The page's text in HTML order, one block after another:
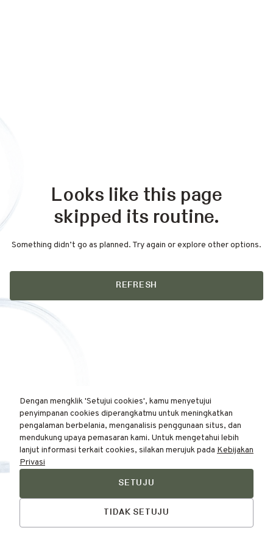
Looks like this page
skipped its routine.
Something didn’t go as planned. Try again or explore other options.
REFRESH
Dengan mengklik 'Setujui cookies', kamu menyetujui
penyimpanan cookies diperangkatmu untuk meningkatkan
pengalaman berbelania, menganalisis penggunaan situs, dan
mendukung upaya pemasaran kami. Untuk mengetahui lebih
lanjut informasi terkait cookies, silakan merujuk pada Kebijakan
Privasi
SETUJU
TIDAK SETUJU
Find Your